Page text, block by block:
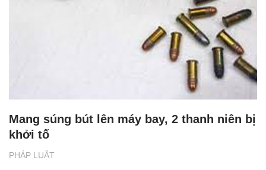
PHÁP LUẬT
Mang súng bút lên máy bay, 2 thanh niên bị
khởi tố